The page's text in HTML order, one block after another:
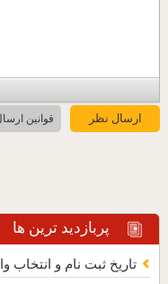
قوانین
پربازدید ترین ها
تاریخ ثبت نام و انتخاب واحد ترم